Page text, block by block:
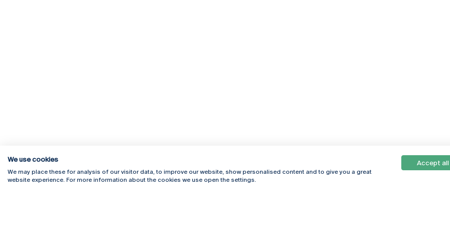
Rua Diogo Botelho 1327
Campus Online
We use cookies
We may place these for analysis of our visitor data, to improve our website, show personalised content and to give you a great
website experience. For more information about the cookies we use open the settings.
Accept all